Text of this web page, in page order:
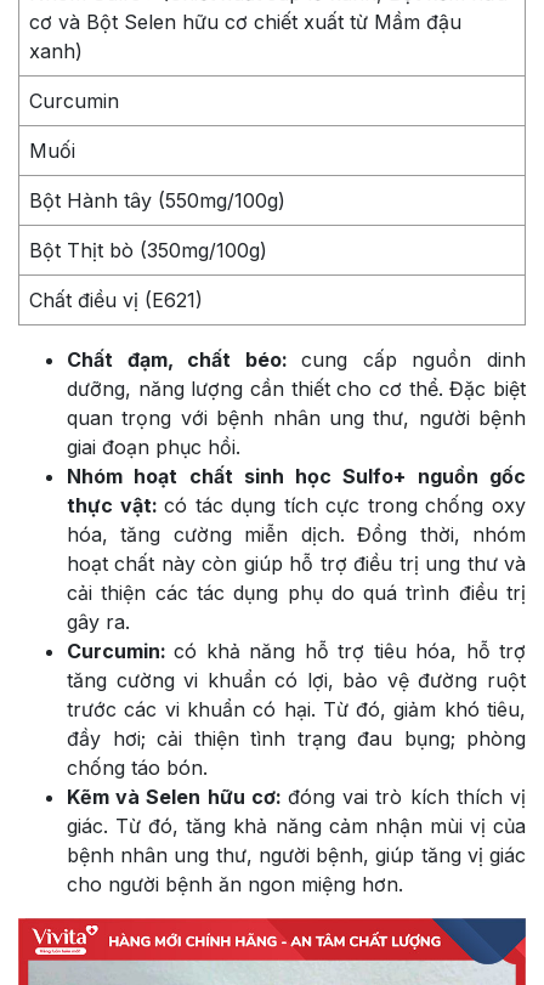
cơ và Bột Selen hữu cơ chiết xuất từ Mầm đậu
xanh)
Curcumin
Muối
Bột Hành tây (550mg/100g)
Bột Thịt bò (350mg/100g)
Chất điều vị (E621)
Chất đạm, chất béo:cung cấp nguồn dinh
dưỡng, năng lượng cần thiết cho cơ thể. Đặc biệt
quan trọng với bệnh nhân ung thư, người bệnh
giai đoạn phục hồi.
Nhóm hoạt chất sinh học Sulfo+ nguồn gốc
thực vật:có tác dụng tích cực trong chống oxy
hóa, tăng cường miễn dịch. Đồng thời, nhóm
hoạt chất này còn giúp hỗ trợ điều trị ung thư và
cải thiện các tác dụng phụ do quá trình điều trị
gây ra.
Curcumin:có khả năng hỗ trợ tiêu hóa, hỗ trợ
tăng cường vi khuẩn có lợi, bảo vệ đường ruột
trước các vi khuẩn có hại. Từ đó, giảm khó tiêu,
đầy hơi; cải thiện tình trạng đau bụng; phòng
chống táo bón.
Kẽm và Selen hữu cơ: đóng vai trò kích thích vị
giác. Từ đó, tăng khả năng cảm nhận mùi vị của
bệnh nhân ung thư, người bệnh, giúp tăng vị giác
cho người bệnh ăn ngon miệng hơn.